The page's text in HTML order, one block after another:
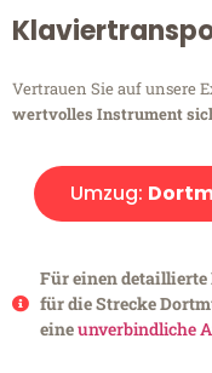
Vertrauen Sie auf unsere
wertvolles Instrument
Umzug:
Für einen
für die Strecke
eineunverbindliche